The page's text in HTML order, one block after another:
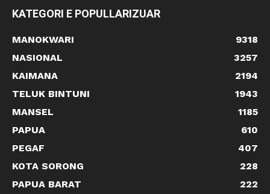
KATEGORI E POPULLARIZUAR
MANOKWARI
9318
NASIONAL
3257
KAIMANA
2194
TELUK BINTUNI
1943
MANSEL
1185
PAPUA
610
PEGAF
407
KOTA SORONG
228
PAPUA BARAT
222